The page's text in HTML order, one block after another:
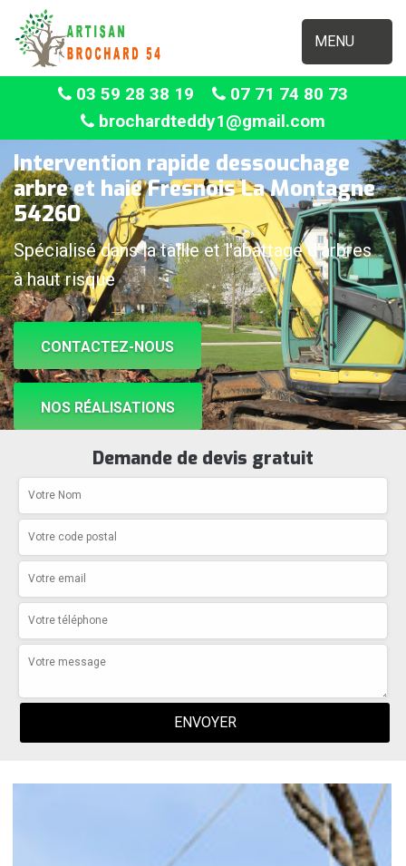
MENU
03 59 28 38 19
07 71 74 80 73
brochardteddy1@gmail.com
Intervention rapide dessouchage
arbre et haie Fresnois La Montagne
54260
Spécialisé dans la taille et l'abattage d'arbres
à haut risque
CONTACTEZ-NOUS
NOS RÉALISATIONS
Demande de devis gratuit